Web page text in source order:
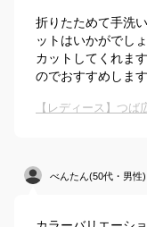
折りたためて手洗
ットはいかがでし
カットしてくれま
のでおすすめします
べんたん(50代・男性)